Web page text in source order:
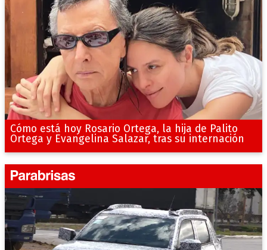
Cómo está hoy Rosario Ortega, la hija de Palito
Ortega y Evangelina Salazar, tras su internación